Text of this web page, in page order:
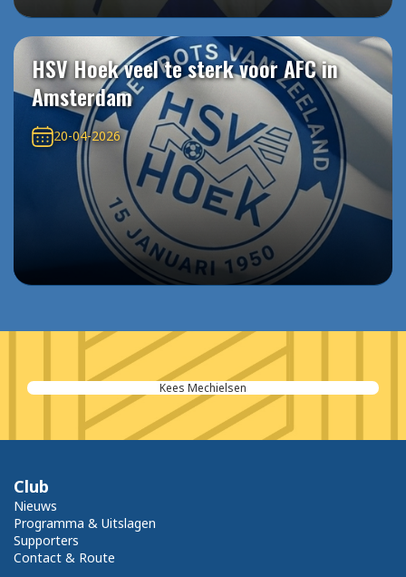
HSV Hoek veel te sterk voor AFC in
Amsterdam
20-04-2026
Kees Mechielsen
Club
Nieuws
Programma & Uitslagen
Supporters
Contact & Route